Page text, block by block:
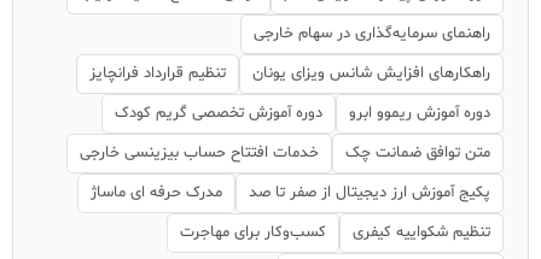
راهنمای سرمایه‌گذاری در سهام خارجی
راهکارهای افزایش شانس ویزای یونان
تنظیم قرارداد فرانچایز
دوره آموزش ریموو ابرو
دوره آموزش تخصصی گریم کودک
متن توافق ضمانت چک
خدمات افتتاح حساب بیزینسی خارجی
پکیج آموزش ارز دیجیتال از صفر تا صد
مدرک حرفه ای ماساژ
تنظیم شکواییه کیفری
کسب‌وکار برای مهاجرت